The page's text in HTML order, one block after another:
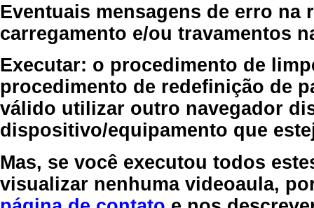
Eventuais mensagens de erro
carregamento e/ou travamentos
Executar: o procedimento de
procedimento de redefinição de
válido utilizar outro navegador
dispositivo/equipamento que
Mas, se você executou todos
visualizar nenhuma videoaula,